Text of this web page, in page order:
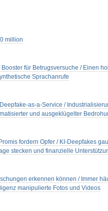
million
für Betrugsversuche / Einen
Sprachanrufe
as-a-Service /
und ausgeklügelter
fordern Opfer / KI-Deepfakes
stecken und finanzielle
erkennen können / Immer
manipulierte Fotos und Videos